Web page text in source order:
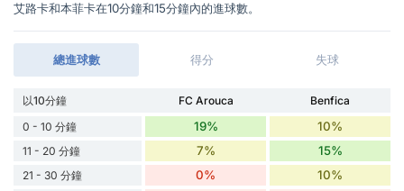
艾路卡和本菲卡在10分鐘和15分鐘內的進球數。
總進球數 得分 失球
以10分鐘 FC Arouca
Benfica
0 - 10 分鐘
19% 10%
11 - 20 分鐘 7% 15%
21 - 30 分鐘 0% 10%